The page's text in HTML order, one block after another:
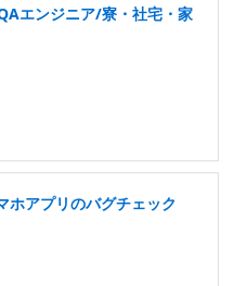
エンジニア/寮・社宅・家
アプリのバグチェック